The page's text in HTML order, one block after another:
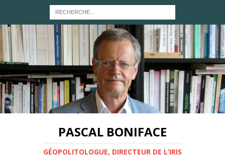
PASCAL BONIFACE
GÉOPOLITOLOGUE, DIRECTEUR DE L’IRIS